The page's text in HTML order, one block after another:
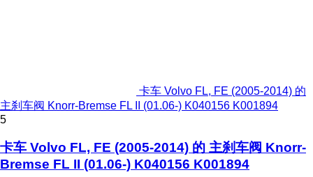
卡车 Volvo FL, FE (2005-2014) 的
主刹车阀 Knorr-Bremse FL II (01.06-) K040156 K001894
5
卡车 Volvo FL, FE (2005-2014) 的 主刹车阀 Knorr-
Bremse FL II (01.06-) K040156 K001894